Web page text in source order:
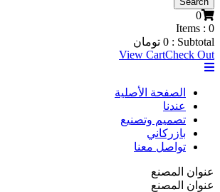
0
Items : 0
Subtotal :
0 تومان
View CartCheck Out
الصفحة الأصلية
عندنا
تصميم وتصنيع
بازركاني
تواصل معنا
عنوان المصنع
عنوان المصنع